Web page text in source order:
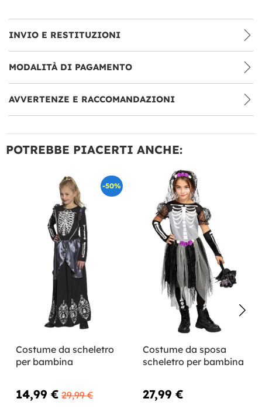
INVIO E RESTITUZIONI
MODALITÀ DI PAGAMENTO
AVVERTENZE E RACCOMANDAZIONI
POTREBBE PIACERTI ANCHE:
-50%
Costume da scheletro
per bambina
14,99 € 29,99 €
Costume da sposa
scheletro per bambina
27,99 €